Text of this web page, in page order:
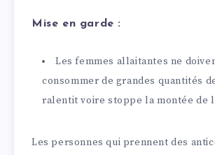
Mise en garde :
Les femmes allaitantes ne
consommer de grandes quantités
ralentit voire stoppe la montée de
Les personnes qui prennent des